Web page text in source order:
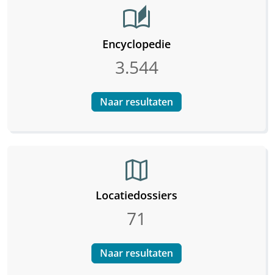
auto_stories
Encyclopedie
3.544
Naar resultaten
map
Locatiedossiers
71
Naar resultaten